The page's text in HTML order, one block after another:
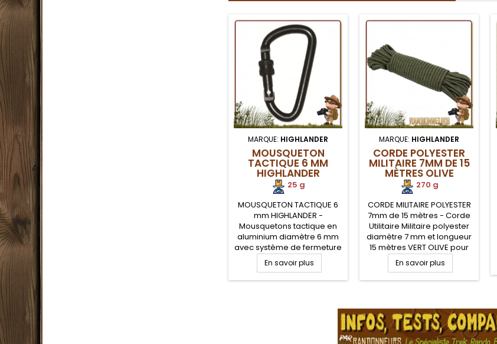
MARQUE: HIGHLANDER
MOUSQUETON
TACTIQUE 6 MM
HIGHLANDER
25 g
MOUSQUETON TACTIQUE 6
mm HIGHLANDER -
Mousquetons tactique en
aluminium diamètre 6 mm
avec système de fermeture
par vissant. Mousqueton
robuste et léger pour tout
crocheter sur votre sac à
En savoir plus
MARQUE: HIGHLANDER
CORDE POLYESTER
MILITAIRE 7MM DE 15
MÈTRES OLIVE
270 g
CORDE MILITAIRE POLYESTER
7mm de 15 mètres - Corde
Utilitaire Militaire polyester
diamètre 7 mm et longueur
15 mètres VERT OLIVE pour
une solidité à toute épreuve
qui vous sera utile pour tous
vos besoins terrain que se
campement militaire ou
plus simplement au
camping
En savoir plus